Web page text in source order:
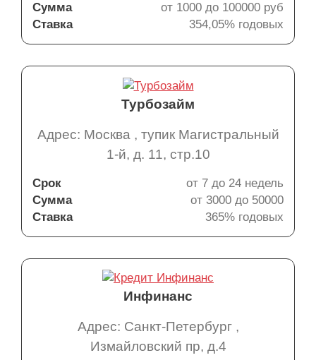
Сумма
от 1000 до 100000 руб
Ставка
354,05% годовых
Турбозайм
Адрес: Москва , тупик Магистральный
1-й, д. 11, стр.10
Срок
от 7 до 24 недель
Сумма
от 3000 до 50000
Ставка
365% годовых
Инфинанс
Адрес: Санкт-Петербург ,
Измайловский пр, д.4